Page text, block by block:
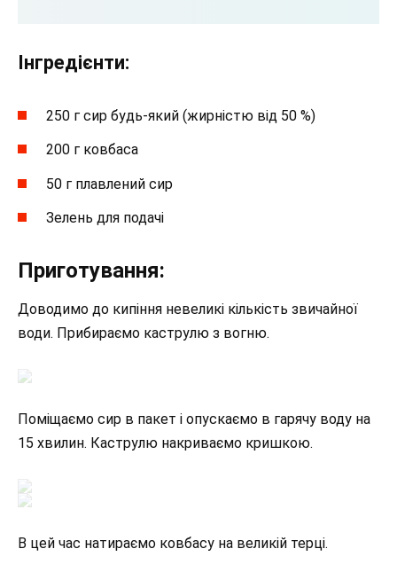
Інгредієнти:
250 г сир будь-який (жирністю від 50 %)
200 г ковбаса
50 г плавлений сир
Зелень для подачі
Приготування:
Доводимо до кипіння невеликі кількість звичайної
води. Прибираємо каструлю з вогню.
Поміщаємо сир в пакет і опускаємо в гарячу воду на
15 хвилин. Каструлю накриваємо кришкою.
В цей час натираємо ковбасу на великій терці.